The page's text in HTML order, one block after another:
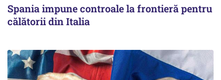
Spania impune controale la frontieră pentru
călătorii din Italia